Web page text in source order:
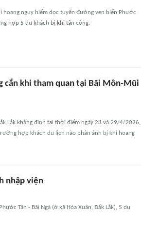
hoang nguy hiểm dọc tuyến đường ven biển Phước
hợp 5 du khách bị khỉ tấn công.
cắn khi tham quan tại Bãi Môn-Mũi
Lắk khẳng định tại thời điểm ngày 28 và 29/4/2026,
hợp khách du lịch nào phản ánh bị khỉ hoang
nhập viện
Tân - Bãi Ngà (ở xã Hòa Xuân, Đắk Lắk), 5 du